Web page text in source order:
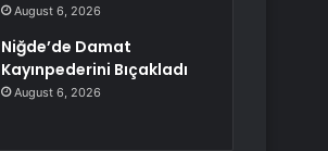
August 6, 2026
Niğde’de Damat
Kayınpederini Bıçakladı
August 6, 2026